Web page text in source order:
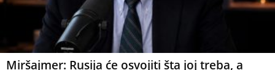
Miršajmer: Rusija će osvojiti šta joj treba, a